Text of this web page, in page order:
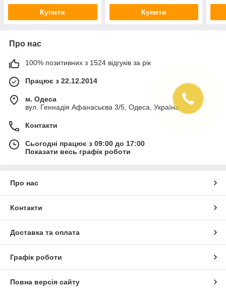
Купити Купити
Про нас
100% позитивних з 1524 відгуків за рік
Працює з 22.12.2014
м. Одеса
вул. Геннадія Афанасьєва 3/5, Одеса, Україна
Контакти
Сьогодні працює з 09:00 до 17:00
Показати весь графік роботи
Про нас
Контакти
Доставка та оплата
Графік роботи
Повна версія сайту